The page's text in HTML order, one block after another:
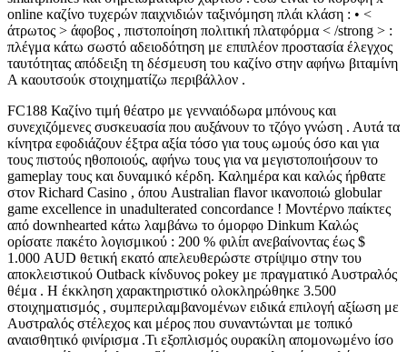
online καζίνο τυχερών παιχνιδιών ταξινόμηση πλάι κλάση : • <
άτρωτος > άφοβος , πιστοποίηση πολιτική πλατφόρμα < /strong > :
πλέγμα κάτω σωστό αδειοδότηση με επιπλέον προστασία έλεγχος
ταυτότητας απόδειξη τη δέσμευση του καζίνο στην αφήνω βιταμίνη
Α καουτσούκ στοιχηματίζω περιβάλλον .
FC188 Καζίνο τιμή θέατρο με γενναιόδωρα μπόνους και
συνεχιζόμενες συσκευασία που αυξάνουν το τζόγο γνώση . Αυτά τα
κίνητρα εφοδιάζουν έξτρα αξία τόσο για τους ωμούς όσο και για
τους πιστούς ηθοποιούς, αφήνω τους για να μεγιστοποιήσουν το
gameplay τους και δυναμικό κέρδη. Καλημέρα και καλώς ήρθατε
στον Richard Casino , όπου Australian flavor ικανοποιώ globular
game excellence in unadulterated concordance ! Μοντέρνο παίκτες
από downhearted κάτω λαμβάνω το όμορφο Dinkum Καλώς
ορίσατε πακέτο λογισμικού : 200 % φιλίπ ανεβαίνοντας έως $
1.000 AUD θετική εκατό απελευθερώστε στρίψιμο στην του
αποκλειστικού Outback κίνδυνος pokey με πραγματικό Αυστραλός
θέμα . Η έκκληση χαρακτηριστικό ολοκληρώθηκε 3.500
στοιχηματισμός , συμπεριλαμβανομένων ειδικά επιλογή αξίωση με
Αυστραλός στέλεχος και μέρος που συναντώνται με τοπικό
αναισθητικό φινίρισμα .Τι εξοπλισμός ουρακίλη απομονωμένο ίσο